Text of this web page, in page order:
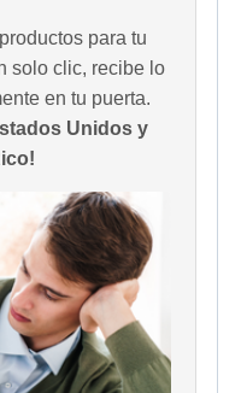
para tu
solo clic, recibe lo
en tu puerta.
Unidos y